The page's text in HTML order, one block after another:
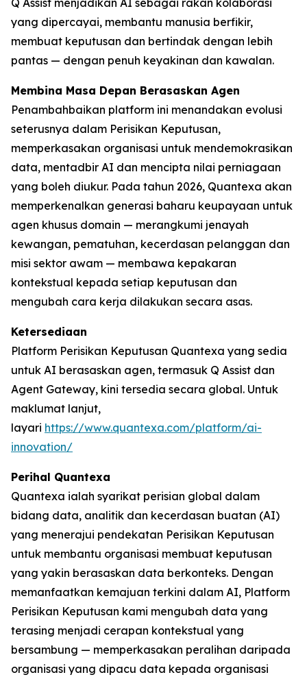
Q Assist menjadikan AI sebagai rakan kolaborasi
yang dipercayai, membantu manusia berfikir,
membuat keputusan dan bertindak dengan lebih
pantas — dengan penuh keyakinan dan kawalan.
Membina Masa Depan Berasaskan Agen
Penambahbaikan platform ini menandakan evolusi
seterusnya dalam Perisikan Keputusan,
memperkasakan organisasi untuk mendemokrasikan
data, mentadbir AI dan mencipta nilai perniagaan
yang boleh diukur. Pada tahun 2026, Quantexa akan
memperkenalkan generasi baharu keupayaan untuk
agen khusus domain — merangkumi jenayah
kewangan, pematuhan, kecerdasan pelanggan dan
misi sektor awam — membawa kepakaran
kontekstual kepada setiap keputusan dan
mengubah cara kerja dilakukan secara asas.
Ketersediaan
Platform Perisikan Keputusan Quantexa yang sedia
untuk AI berasaskan agen, termasuk Q Assist dan
Agent Gateway, kini tersedia secara global. Untuk
maklumat lanjut,
layari https://www.quantexa.com/platform/ai-
innovation/
Perihal Quantexa
Quantexa ialah syarikat perisian global dalam
bidang data, analitik dan kecerdasan buatan (AI)
yang menerajui pendekatan Perisikan Keputusan
untuk membantu organisasi membuat keputusan
yang yakin berasaskan data berkonteks. Dengan
memanfaatkan kemajuan terkini dalam AI, Platform
Perisikan Keputusan kami mengubah data yang
terasing menjadi cerapan kontekstual yang
bersambung — memperkasakan peralihan daripada
organisasi yang dipacu data kepada organisasi